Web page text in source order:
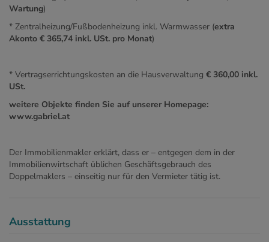
Wartung)
* Zentralheizung/Fußbodenheizung inkl. Warmwasser (extra
Akonto € 365,74 inkl. USt. pro Monat)
* Vertragserrichtungskosten an die Hausverwaltung € 360,00 inkl.
USt.
weitere Objekte finden Sie auf unserer Homepage:
www.gabriel.at
Der Immobilienmakler erklärt, dass er – entgegen dem in der
Immobilienwirtschaft üblichen Geschäftsgebrauch des
Doppelmaklers – einseitig nur für den Vermieter tätig ist.
Ausstattung